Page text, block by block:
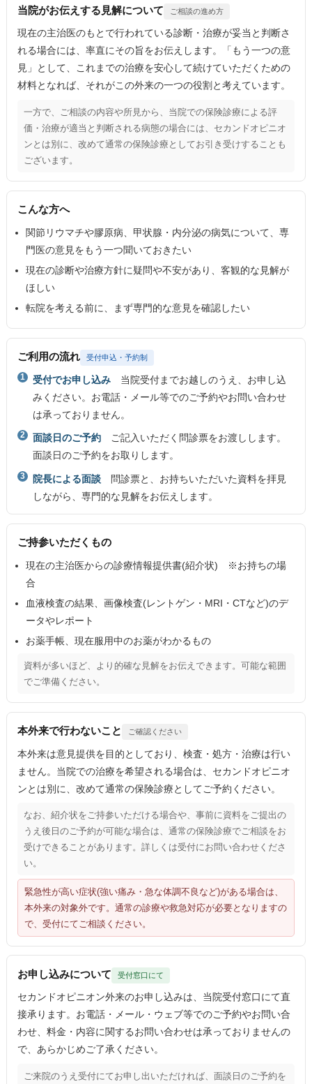
当院がお伝えする見解について ご相談の進め方
現在の主治医のもとで行われている診断・治療が妥当と判断さ
れる場合には、率直にその旨をお伝えします。「もう一つの意
見」として、これまでの治療を安心して続けていただくための
材料となれば、それがこの外来の一つの役割と考えています。
一方で、ご相談の内容や所見から、当院での保険診療による評
価・治療が適当と判断される病態の場合には、セカンドオピニオ
ンとは別に、改めて通常の保険診療としてお引き受けすることも
ございます。
こんな方へ
関節リウマチや膠原病、甲状腺・内分泌の病気について、専
門医の意見をもう一つ聞いておきたい
現在の診断や治療方針に疑問や不安があり、客観的な見解が
ほしい
転院を考える前に、まず専門的な意見を確認したい
ご利用の流れ 受付申込・予約制
受付でお申し込み当院受付までお越しのうえ、お申し込
みください。お電話・メール等でのご予約やお問い合わせ
は承っておりません。
面談日のご予約ご記入いただく問診票をお渡しします。
面談日のご予約をお取りします。
院長による面談問診票と、お持ちいただいた資料を拝見
しながら、専門的な見解をお伝えします。
ご持参いただくもの
現在の主治医からの診療情報提供書(紹介状) ※お持ちの場
合
血液検査の結果、画像検査(レントゲン・MRI・CTなど)のデ
ータやレポート
お薬手帳、現在服用中のお薬がわかるもの
資料が多いほど、より的確な見解をお伝えできます。可能な範囲
でご準備ください。
本外来で行わないこと ご確認ください
本外来は意見提供を目的としており、検査・処方・治療は行い
ません。当院での治療を希望される場合は、セカンドオピニオ
ンとは別に、改めて通常の保険診療としてご予約ください。
なお、紹介状をご持参いただける場合や、事前に資料をご提出の
うえ後日のご予約が可能な場合は、通常の保険診療でご相談をお
受けできることがあります。詳しくは受付にお問い合わせくださ
い。
緊急性が高い症状(強い痛み・急な体調不良など)がある場合は、
本外来の対象外です。通常の診療や救急対応が必要となりますの
で、受付にてご相談ください。
お申し込みについて 受付窓口にて
セカンドオピニオン外来のお申し込みは、当院受付窓口にて直
接承ります。お電話・メール・ウェブ等でのご予約やお問い合
わせ、料金・内容に関するお問い合わせは承っておりませんの
で、あらかじめご了承ください。
ご来院のうえ受付にてお申し出いただければ、面談日のご予約を